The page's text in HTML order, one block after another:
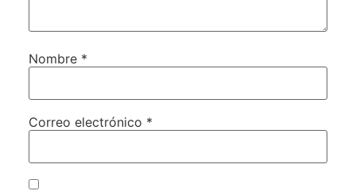
Nombre *
Correo electrónico *